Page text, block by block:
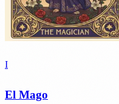
I
El Mago